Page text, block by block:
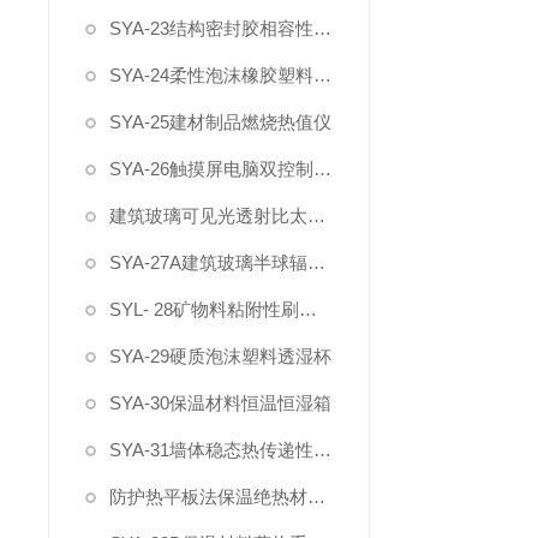
SYA-23结构密封胶相容性试验箱
SYA-24柔性泡沫橡胶塑料真空吸水率测定仪
SYA-25建材制品燃烧热值仪
SYA-26触摸屏电脑双控制建材烟密度测试仪
建筑玻璃可见光透射比太阳得热系数测试系统
SYA-27A建筑玻璃半球辐射率试验系统
SYL- 28矿物料粘附性刷洗机
SYA-29硬质泡沫塑料透湿杯
SYA-30保温材料恒温恒湿箱
SYA-31墙体稳态热传递性质测定仪
防护热平板法保温绝热材料导热系数测试仪